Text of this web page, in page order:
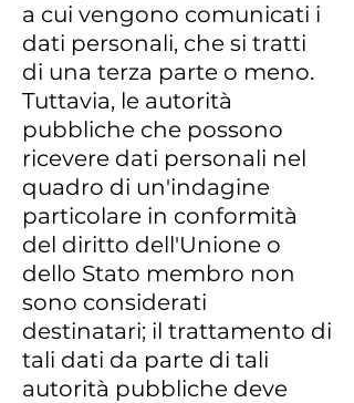
a cui vengono comunicati i
dati personali, che si tratti
di una terza parte o meno.
Tuttavia, le autorità
pubbliche che possono
ricevere dati personali nel
quadro di un'indagine
particolare in conformità
del diritto dell'Unione o
dello Stato membro non
sono considerati
destinatari; il trattamento di
tali dati da parte di tali
autorità pubbliche deve